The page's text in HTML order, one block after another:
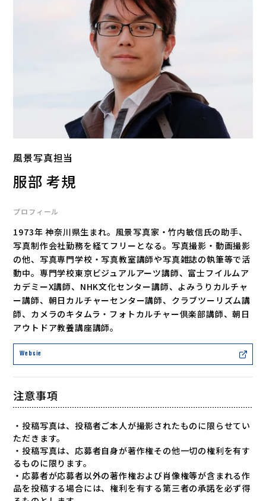
風景写真担当
服部 考規
プロフィール
1973年 神奈川県生まれ。風景写真家・竹内敏信氏の助手、
写真制作会社勤務を経てフリーとなる。写真撮影・動画撮影
の他、写真専門学校・写真教室講師や写真雑誌の執筆等で活
動中。専門学校東京ビジュアルアーツ講師、富士フイルムア
カデミーX講師、NHK文化センター講師、よみうりカルチャ
ー講師、朝日カルチャーセンター講師、クラブツーリズム講
師、カメラのキタムラ・フォトカルチャー倶楽部講師、朝日
アウトドア教養講座講師。
Websie
注意事項
・投稿写真は、投稿者ご本人が撮影されたものに限らせてい
ただきます。
・投稿写真は、応募者自身が著作権その他一切の権利を有す
るものに限ります。
・応募者が応募者以外の著作権および肖像権等が含まれる作
品を投稿する場合には、権利を有する第三者の承諾を必ず得